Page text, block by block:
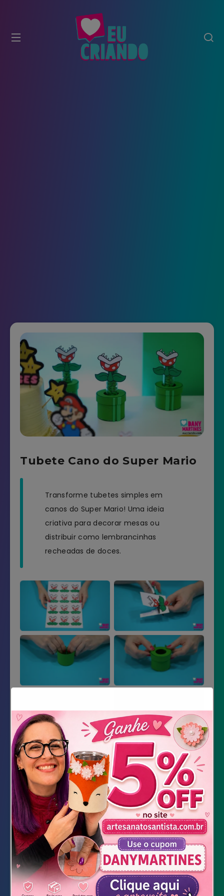
Tubete Cano do Super Mario
Transforme tubetes simples em
canos do Super Mario! Uma ideia
criativa para decorar mesas ou
distribuir como lembrancinhas
recheadas de doces.
Material Necessário
Impressão do Molde
E.V.A. em 2 tons de verde
Tubete
Fita Banana
Tesoura